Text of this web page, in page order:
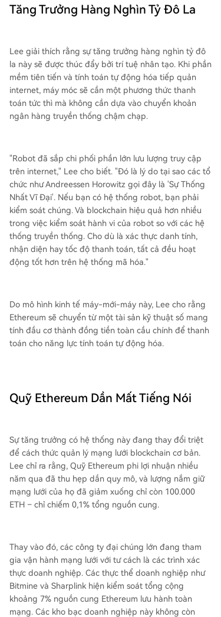
Tăng Trưởng Hàng Nghìn Tỷ Đô La
Lee giải thích rằng sự tăng trưởng hàng nghìn tỷ đô
la này sẽ được thúc đẩy bởi trí tuệ nhân tạo. Khi phần
mềm tiên tiến và tính toán tự động hóa tiếp quản
internet, máy móc sẽ cần một phương thức thanh
toán tức thì mà không cần dựa vào chuyển khoản
ngân hàng truyền thống chậm chạp.
"Robot đã sắp chi phối phần lớn lưu lượng truy cập
trên internet," Lee cho biết. "Đó là lý do tại sao các tổ
chức như Andreessen Horowitz gọi đây là 'Sự Thống
Nhất Vĩ Đại'. Nếu bạn có hệ thống robot, bạn phải
kiểm soát chúng. Và blockchain hiệu quả hơn nhiều
trong việc kiểm soát hành vi của robot so với các hệ
thống truyền thống. Cho dù là xác thực danh tính,
nhận diện hay tốc độ thanh toán, tất cả đều hoạt
động tốt hơn trên hệ thống mã hóa."
Do mô hình kinh tế máy-mới-máy này, Lee cho rằng
Ethereum sẽ chuyển từ một tài sản kỹ thuật số mang
tính đầu cơ thành đồng tiền toàn cầu chính để thanh
toán cho năng lực tính toán tự động hóa.
Quỹ Ethereum Dần Mất Tiếng Nói
Sự tăng trưởng có hệ thống này đang thay đổi triệt
để cách thức quản lý mạng lưới blockchain cơ bản.
Lee chỉ ra rằng, Quỹ Ethereum phi lợi nhuận nhiều
năm qua đã thu hẹp dần quy mô, và lượng nắm giữ
mạng lưới của họ đã giảm xuống chỉ còn 100.000
ETH – chỉ chiếm 0,1% tổng nguồn cung.
Thay vào đó, các công ty đại chúng lớn đang tham
gia vận hành mạng lưới với tư cách là các trình xác
thực doanh nghiệp. Các thực thể doanh nghiệp như
Bitmine và Sharplink hiện kiểm soát tổng cộng
khoảng 7% nguồn cung Ethereum lưu hành toàn
mạng. Các kho bạc doanh nghiệp này không còn